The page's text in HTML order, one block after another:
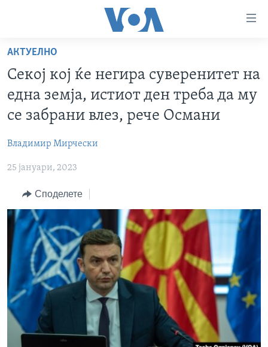
пристапност
Премини
на
главната
содржина
до
за
навигација
Пребарувај
РУБРИКИ
СВЕТ
ЕКОНОМИЈА
ПОЛИТИКА
ЗДРАВЈЕ
НАУКА
УМЕТНОСТ И ЗАБАВА
ИНТЕРВЈУА
ФОТОГАЛЕРИИ
АРХИВИРАНА ПРОГРАМА
NEWSFLASH - АРХИВА
ВЕСТИ ОД САД ВО МИНУТА - АРХИВА
ИЗБОРИ ВО САД 2020 - АРХИВА
ЗА НАС
НАКУСО...
Јазици
АКТУЕЛНО
Секој кој ќе негира суверенитет на
една земја, истиот ден треба да му
се забрани влез, рече Османи
Владимир Мирчески
25 јануари, 2023
Споделете